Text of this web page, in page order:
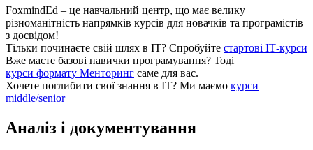
FoxmindEd – це навчальний центр, що має велику
різноманітність напрямків курсів для новачків та програмістів
з досвідом!
Тільки починаєте свій шлях в ІТ? Спробуйте стартові ІТ-курси
Вже маєте базові навички програмування? Тоді
курси формату Менторинг саме для вас.
Хочете поглибити свої знання в ІТ? Ми маємо курси
middle/senior
Аналіз і документування